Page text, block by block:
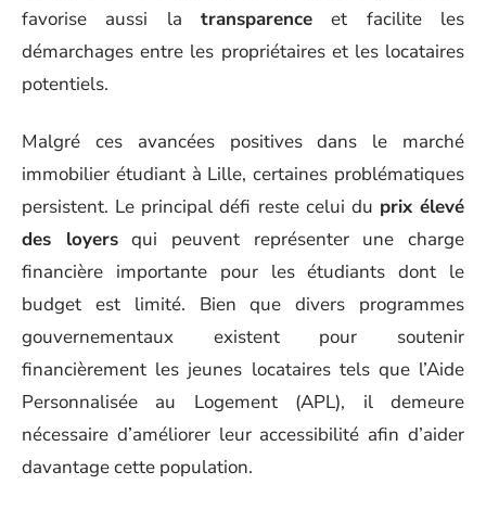
favorise aussi la transparence et facilite les
démarchages entre les propriétaires et les locataires
potentiels.
Malgré ces avancées positives dans le marché
immobilier étudiant à Lille, certaines problématiques
persistent. Le principal défi reste celui du prix élevé
des loyersqui peuvent représenter une charge
financière importante pour les étudiants dont le
budget est limité. Bien que divers programmes
gouvernementaux existent pour soutenir
financièrement les jeunes locataires tels que l’Aide
Personnalisée au Logement (APL), il demeure
nécessaire d’améliorer leur accessibilité afin d’aider
davantage cette population.